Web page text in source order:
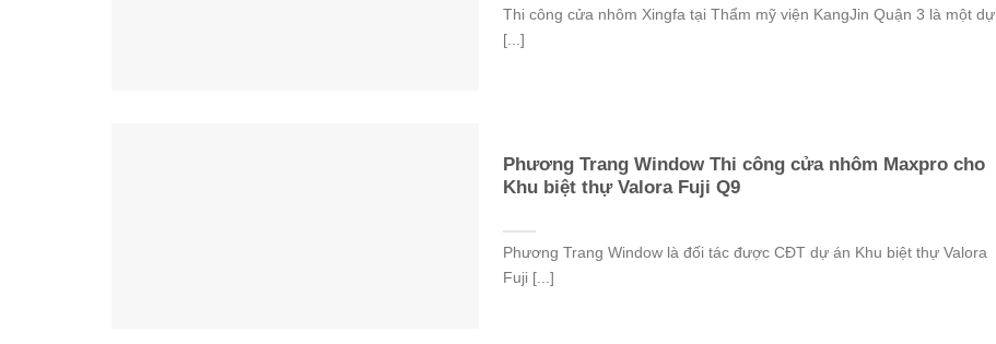
Thi công cửa nhôm Xingfa tại Thẩm mỹ viện KangJin Quận 3 là một dự
[...]
Phương Trang Window Thi công cửa nhôm Maxpro cho
Khu biệt thự Valora Fuji Q9
Phương Trang Window là đối tác được CĐT dự án Khu biệt thự Valora
Fuji [...]